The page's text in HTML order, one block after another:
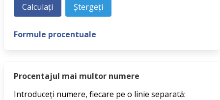
Formule procentuale
Procentajul mai multor numere
Introduceți numere, fiecare pe o linie separată: